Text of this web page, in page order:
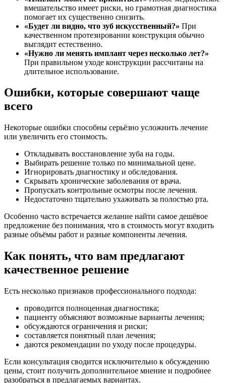
вмешательство имеет риски, но грамотная диагностика
помогает их существенно снизить.
«Будет ли видно, что зуб искусственный?» При
качественном протезировании конструкция обычно
выглядит естественно.
«Нужно ли менять имплант через несколько лет?»
При правильном уходе конструкции рассчитаны на
длительное использование.
Ошибки, которые совершают чаще
всего
Некоторые ошибки способны серьёзно усложнить лечение
или увеличить его стоимость.
Откладывать восстановление зуба на годы.
Выбирать решение только по минимальной цене.
Игнорировать диагностику и обследования.
Скрывать хронические заболевания от врача.
Пропускать контрольные осмотры после лечения.
Недостаточно тщательно ухаживать за полостью рта.
Особенно часто встречается желание найти самое дешёвое
предложение без понимания, что в стоимость могут входить
разные объёмы работ и разные компоненты лечения.
Как понять, что вам предлагают
качественное решение
Есть несколько признаков профессионального подхода:
проводится полноценная диагностика;
пациенту объясняют возможные варианты лечения;
обсуждаются ограничения и риски;
составляется понятный план лечения;
даются рекомендации по уходу после процедуры.
Если консультация сводится исключительно к обсуждению
цены, стоит получить дополнительное мнение и подробнее
разобраться в предлагаемых вариантах.